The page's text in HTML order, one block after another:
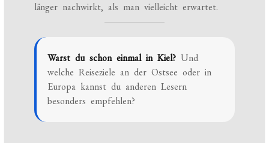
länger nachwirkt, als man vielleicht erwartet.
Warst du schon einmal in Kiel? Und
welche Reiseziele an der Ostsee oder in
Europa kannst du anderen Lesern
besonders empfehlen?